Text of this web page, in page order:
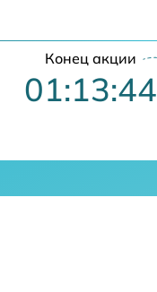
Конец акции
01:13:43